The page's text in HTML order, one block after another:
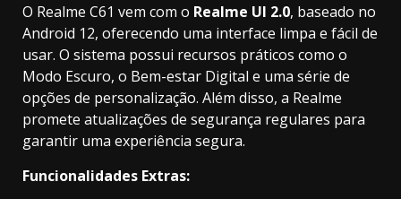
O Realme C61 vem com o Realme UI 2.0, baseado no
Android 12, oferecendo uma interface limpa e fácil de
usar. O sistema possui recursos práticos como o
Modo Escuro, o Bem-estar Digital e uma série de
opções de personalização. Além disso, a Realme
promete atualizações de segurança regulares para
garantir uma experiência segura.
Funcionalidades Extras: